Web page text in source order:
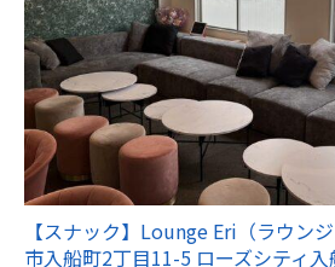
【スナック】Lounge Eri（ラウン
市入船町2丁目11-5 ローズシティ